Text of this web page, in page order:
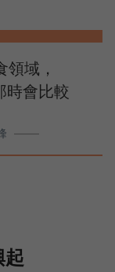
域，
時會比較